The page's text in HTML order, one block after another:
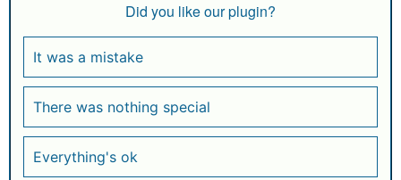
Did you like our plugin?
It was a mistake
There was nothing special
Everything's ok